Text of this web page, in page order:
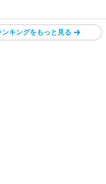
ンキングをもっと見る